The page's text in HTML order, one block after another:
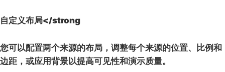
自定义布局</strong
您可以配置两个来源的布局，调整每个来源的位置、比例和
边距，或应用背景以提高可见性和演示质量。